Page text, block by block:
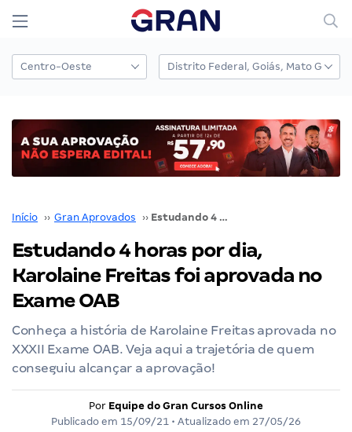
Início ›› Gran Aprovados ›› Estudando 4 horas por dia, Karolaine Freitas foi aprovada no Exame OAB
Estudando 4 horas por dia,
Karolaine Freitas foi aprovada no
Exame OAB
Conheça a história de Karolaine Freitas aprovada no
XXXII Exame OAB. Veja aqui a trajetória de quem
conseguiu alcançar a aprovação!
Por Equipe do Gran Cursos Online
Publicado em 15/09/21 • Atualizado em 27/05/26